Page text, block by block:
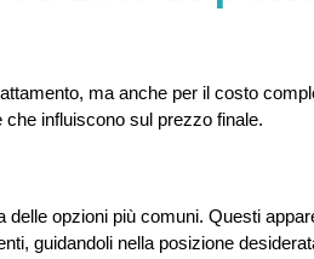
ma anche per il costo
influiscono sul prezzo finale.
opzioni più comuni. Questi
guidandoli nella posizione